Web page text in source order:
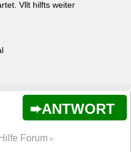
Vllt hilfts weiter
ANTWORT
Forum »